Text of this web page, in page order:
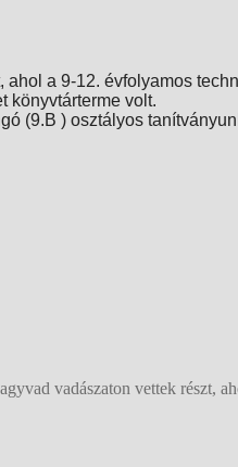
a 9-12. évfolyamos
könyvtárterme volt.
(9.B ) osztályos
vadászaton vettek részt,